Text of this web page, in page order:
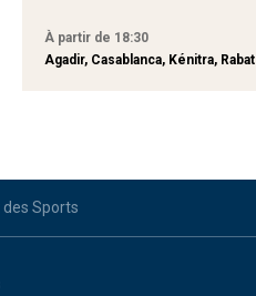
À partir de 18:30
Agadir, Casablanca, Kénitra, Rabat
Sports